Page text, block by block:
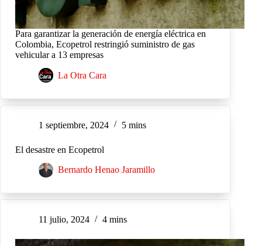
Para garantizar la generación de energía eléctrica en
Colombia, Ecopetrol restringió suministro de gas
vehicular a 13 empresas
La Otra Cara
1 septiembre, 2024 5 mins
El desastre en Ecopetrol
Bernardo Henao Jaramillo
11 julio, 2024 4 mins